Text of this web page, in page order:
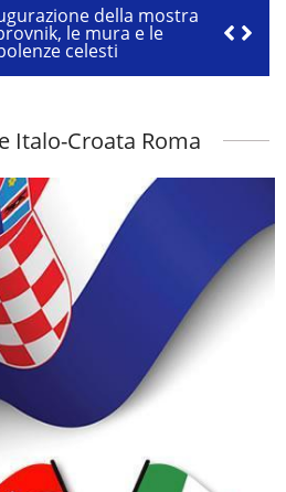
della mostra
le mura e le
celesti
di Croazia
della vita
mondiale della Poesia
2026
"Croazia nell'Arte"
Italo-Croata Roma